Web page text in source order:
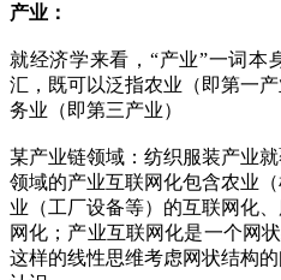
产业：
就经济学来看，“产业”一词本
汇，既可以泛指农业（即第一
务业（即第三产业）
某产业链领域：纺织服装产业
领域的产业互联网化包含农业
业（工厂设备等）的互联网化
网化；产业互联网化是一个网
这样的线性思维考虑网状结构